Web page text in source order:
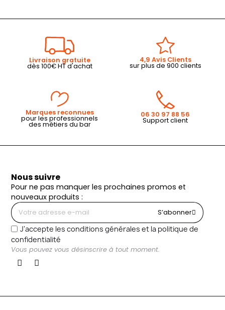
Livraison gratuite
dès 100€ HT d'achat
4,9 Avis Clients
sur plus de 900 clients
Marques reconnues
pour les professionnels
des métiers du bar
06 30 97 88 56
Support client
Nous suivre
Pour ne pas manquer les prochaines promos et
nouveaux produits :
S’abonner
J'accepte les conditions générales et la politique de
confidentialité
Vous pouvez vous désinscrire à tout moment.